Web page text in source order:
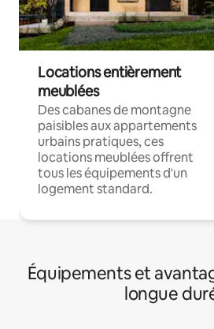
Locations entièrement
meublées
Des cabanes de montagne
paisibles aux appartements
urbains pratiques, ces
locations meublées offrent
tous les équipements d'un
logement standard.
Équipements et
longue